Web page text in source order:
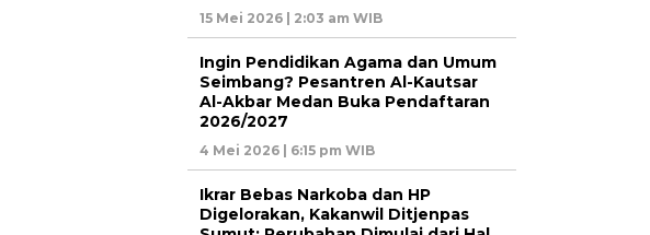
15 Mei 2026 | 2:03 am WIB
Ingin Pendidikan Agama dan Umum
Seimbang? Pesantren Al-Kautsar
Al-Akbar Medan Buka Pendaftaran
2026/2027
4 Mei 2026 | 6:15 pm WIB
Ikrar Bebas Narkoba dan HP
Digelorakan, Kakanwil Ditjenpas